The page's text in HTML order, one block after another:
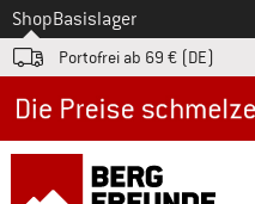
Zum
ShopBasislager
Portofrei ab 69 € (DE)